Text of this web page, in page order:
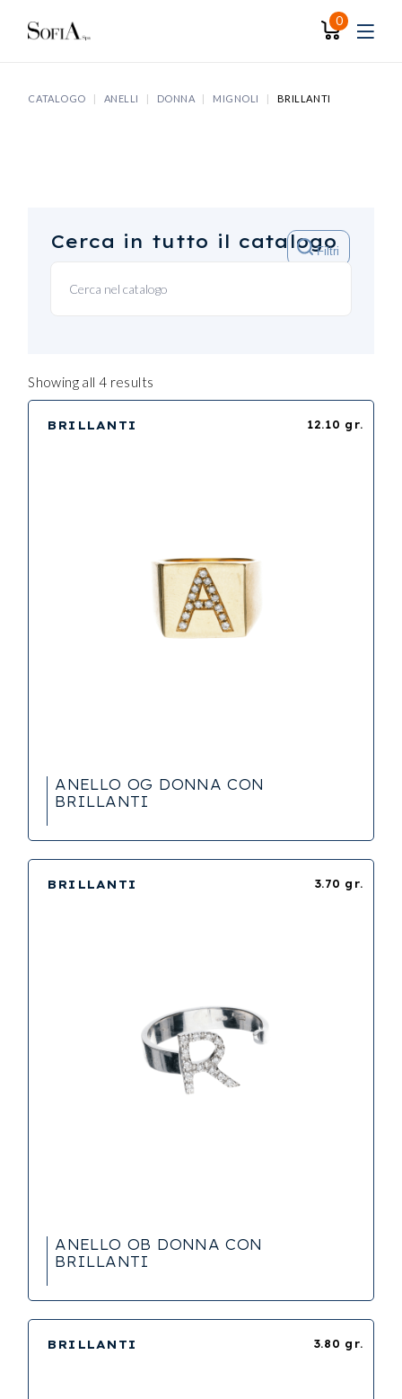
0
CATALOGO ANELLI DONNA MIGNOLI BRILLANTI
Cerca in tutto il catalogo
Filtri
Showing all 4 results
12.10 gr.
BRILLANTI
ANELLO OG DONNA CON
BRILLANTI
3.70 gr.
BRILLANTI
ANELLO OB DONNA CON
BRILLANTI
3.80 gr.
BRILLANTI